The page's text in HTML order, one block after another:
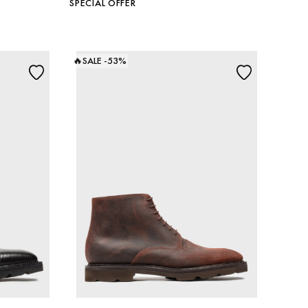
SPECIAL OFFER
🔥SALE -53%